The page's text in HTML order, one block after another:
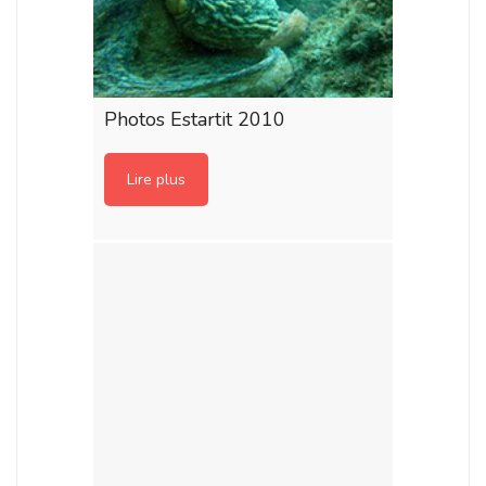
Photos Estartit 2010
Lire plus